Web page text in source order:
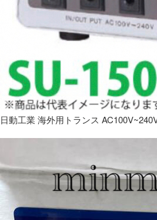
日動工業 海外用トランス